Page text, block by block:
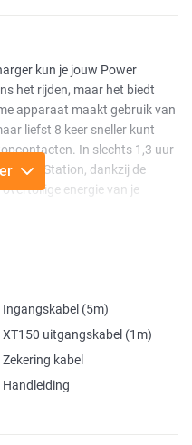
kun je jouw Power
het rijden, maar het biedt
apparaat maakt gebruik van
liefst 8 keer sneller kunt
In slechts 1,3 uur
Power Station, dankzij de
energie van je
Met de reverse charging
of de thuisbatterij in je
door een lagere
het niet alleen mogelijk
je voertuig of camper te
Ingangskabel (5m)
XT150 uitgangskabel (1m)
Zekering kabel
Handleiding